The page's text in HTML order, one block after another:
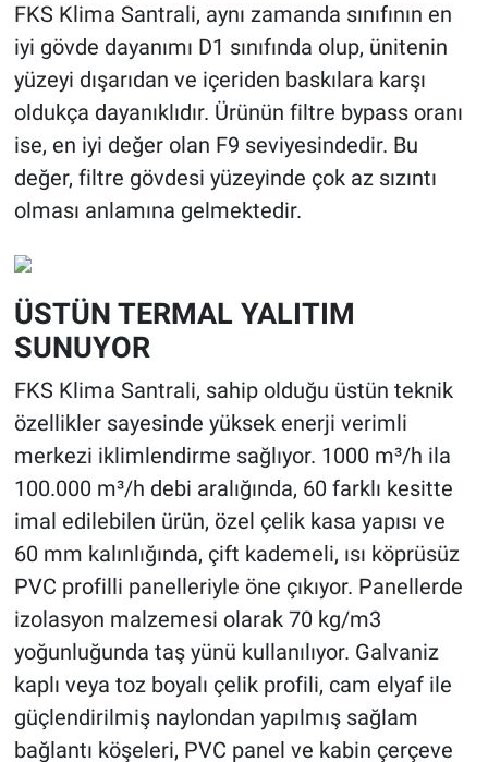
FKS Klima Santrali, aynı zamanda sınıfının en
iyi gövde dayanımı D1 sınıfında olup, ünitenin
yüzeyi dışarıdan ve içeriden baskılara karşı
oldukça dayanıklıdır. Ürünün filtre bypass oranı
ise, en iyi değer olan F9 seviyesindedir. Bu
değer, filtre gövdesi yüzeyinde çok az sızıntı
olması anlamına gelmektedir.
ÜSTÜN TERMAL YALITIM
SUNUYOR
FKS Klima Santrali, sahip olduğu üstün teknik
özellikler sayesinde yüksek enerji verimli
merkezi iklimlendirme sağlıyor. 1000 m³/h ila
100.000 m³/h debi aralığında, 60 farklı kesitte
imal edilebilen ürün, özel çelik kasa yapısı ve
60 mm kalınlığında, çift kademeli, ısı köprüsüz
PVC profilli panelleriyle öne çıkıyor. Panellerde
izolasyon malzemesi olarak 70 kg/m3
yoğunluğunda taş yünü kullanılıyor. Galvaniz
kaplı veya toz boyalı çelik profili, cam elyaf ile
güçlendirilmiş naylondan yapılmış sağlam
bağlantı köşeleri, PVC panel ve kabin çerçeve